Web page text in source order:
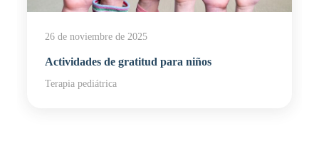
26 de noviembre de 2025
Actividades de gratitud para niños
Terapia pediátrica